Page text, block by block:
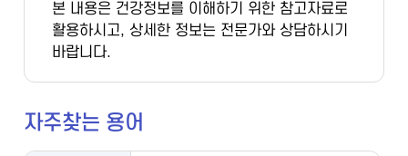
본 내용은 건강정보를 이해하기 위한 참고자료로
활용하시고, 상세한 정보는 전문가와 상담하시기
바랍니다.
자주찾는 용어